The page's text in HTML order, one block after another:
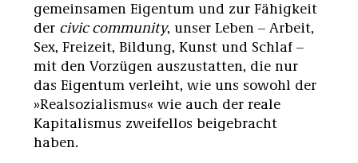
gemeinsamen Eigentum und zur Fähigkeit
der civic community, unser Leben – Arbeit,
Sex, Freizeit, Bildung, Kunst und Schlaf –
mit den Vorzügen auszustatten, die nur
das Eigentum verleiht, wie uns sowohl der
»Realsozialismus« wie auch der reale
Kapitalismus zweifellos beigebracht
haben.